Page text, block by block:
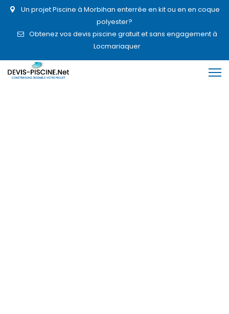
Un projet Piscine à Morbihan enterrée en kit ou en en coque
polyester?
Obtenez vos devis piscine gratuit et sans engagement à
Locmariaquer